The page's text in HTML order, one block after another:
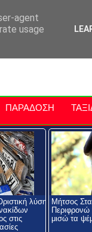
Polis
ΠΑΡΑΔΟΣΗ
λύση
στις
Μήτσος
Περιφρονώ
μισώ τα
agent
usage